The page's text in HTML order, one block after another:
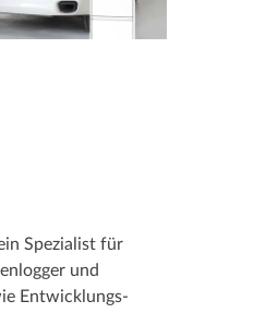
Spezialist für
und
Entwicklungs­